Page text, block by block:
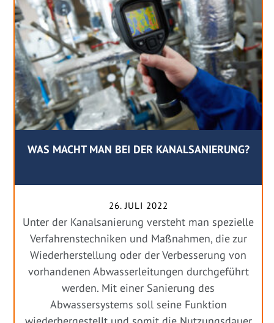
WAS MACHT MAN BEI DER KANALSANIERUNG?
26. JULI 2022
Unter der Kanalsanierung versteht man spezielle
Verfahrenstechniken und Maßnahmen, die zur
Wiederherstellung oder der Verbesserung von
vorhandenen Abwasserleitungen durchgeführt
werden. Mit einer Sanierung des
Abwassersystems soll seine Funktion